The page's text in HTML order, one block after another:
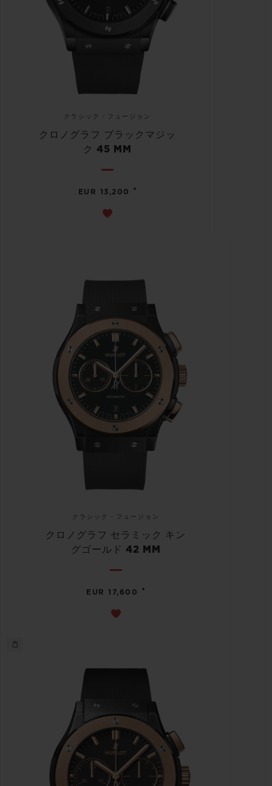
クラシック・フュージョン
クロノグラフ ブラックマジッ
ク 45 MM
EUR 13,200 •
クラシック・フュージョン
クロノグラフ セラミック キン
グゴールド 42 MM
EUR 17,600 •